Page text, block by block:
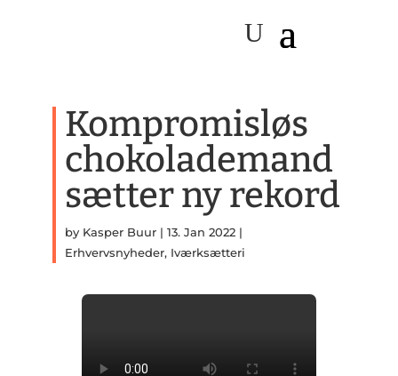
Kompromisløs
chokolademand
sætter ny rekord
by Kasper Buur |13. Jan 2022 |
Erhvervsnyheder, Iværksætteri